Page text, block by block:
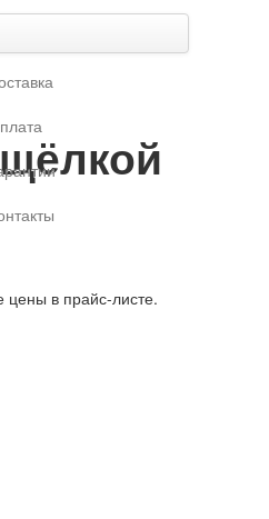
цены в прайс-листе.